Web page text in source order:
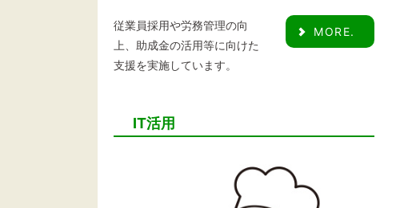
従業員採用や労務管理の向
上、助成金の活用等に向けた
支援を実施しています。
MORE.
IT活用